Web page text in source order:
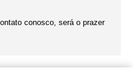
conosco, será o prazer